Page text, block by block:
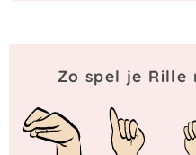
Zo spel je Rille